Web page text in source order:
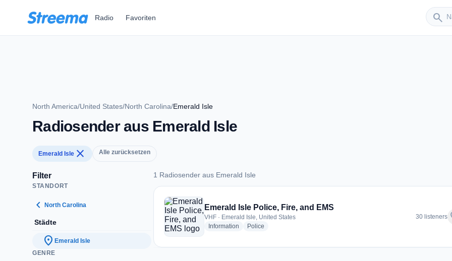
Radio Favoriten search
Sender
North America/United States/North Carolina/Emerald Isle
Radiosender aus Emerald Isle
Emerald Isle close Alle zurücksetzen
Filter
STANDORT
chevron_left North Carolina
Städte
location_on Emerald Isle
GENRE
1 Radiosender aus Emerald Isle
1 Radiosender aus Emerald Isle
Emerald Isle Police, Fire, and EMS
VHF · Emerald Isle, United States
Information radio stations
Police
30 listeners